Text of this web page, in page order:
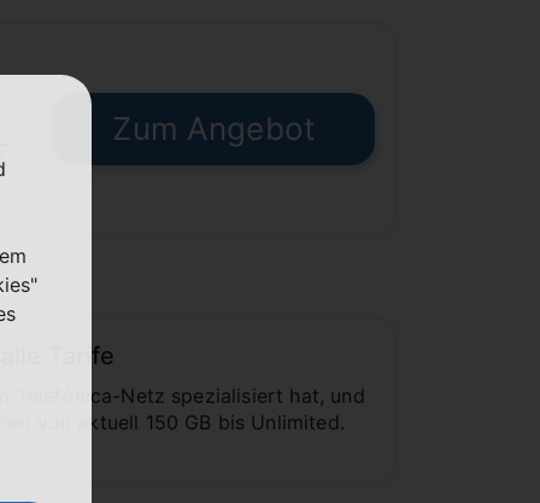
Zum Angebot
Tarife
Telefónica-Netz spezialisiert hat, und
von aktuell 150 GB bis Unlimited.